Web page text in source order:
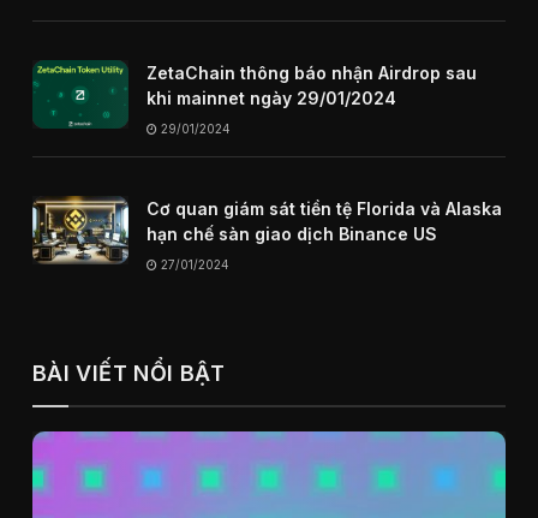
ZetaChain thông báo nhận Airdrop sau
khi mainnet ngày 29/01/2024
29/01/2024
Cơ quan giám sát tiền tệ Florida và Alaska
hạn chế sàn giao dịch Binance US
27/01/2024
BÀI VIẾT NỔI BẬT